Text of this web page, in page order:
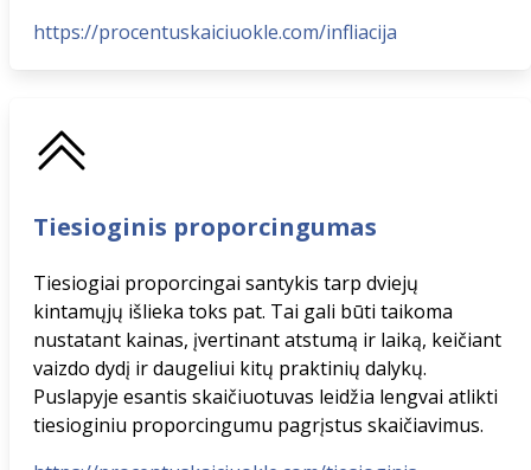
https://procentuskaiciuokle.com/infliacija
Tiesioginis proporcingumas
Tiesiogiai proporcingai santykis tarp dviejų
kintamųjų išlieka toks pat. Tai gali būti taikoma
nustatant kainas, įvertinant atstumą ir laiką, keičiant
vaizdo dydį ir daugeliui kitų praktinių dalykų.
Puslapyje esantis skaičiuotuvas leidžia lengvai atlikti
tiesioginiu proporcingumu pagrįstus skaičiavimus.